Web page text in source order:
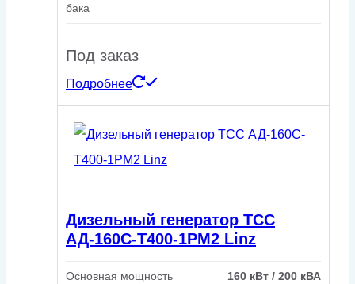
бака
Под заказ
Подробнее
Дизельный генератор ТСС
АД-160С-Т400-1РМ2 Linz
Основная мощность 160 кВт / 200 кВА